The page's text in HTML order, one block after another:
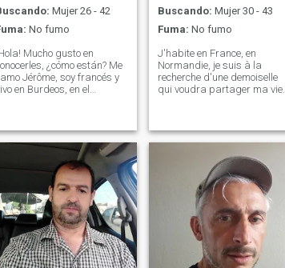
Mujer 26 - 42
No fumo
Mucho gusto en
¿cómo están? Me
llamo Jérôme, soy francés y
en Burdeos, en el
De hecho, me gusta
mucho hablar español, pero
me falta práctica. Por otra
parte, soy una persona
cariñosa y detallista a quien
gusta compartir, soy
comunicativo y
divertido que disfruta de los
pequeños detalles de la vida.
El respeto, la honestidad y la
son valores
Buscando: Mujer 30 - 43
Fuma: No fumo
J'habite en France, en
Normandie, je suis à la
recherche d'une demoiselle
qui voudra partager ma vie
anglais, ou autre, la
ça sera déjà un pas en av